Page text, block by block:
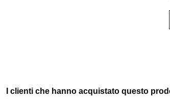
I clienti che hanno acquistato questo